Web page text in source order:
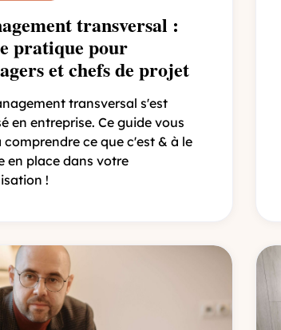
transversal :
pratique pour
et chefs de projet
transversal s'est
en entreprise. Ce guide vous
comprendre ce que c'est & à le
en place dans votre
!